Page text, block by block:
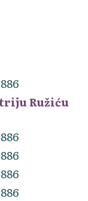
Ružiću